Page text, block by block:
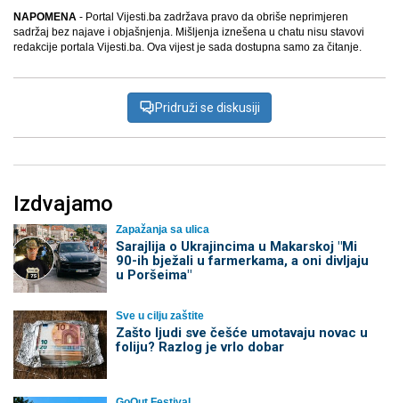
NAPOMENA - Portal Vijesti.ba zadržava pravo da obriše neprimjeren
sadržaj bez najave i objašnjenja. Mišljenja iznešena u chatu nisu stavovi
redakcije portala Vijesti.ba. Ova vijest je sada dostupna samo za čitanje.
Pridruži se diskusiji
Izdvajamo
Zapažanja sa ulica
Sarajlija o Ukrajincima u Makarskoj "Mi
90-ih bježali u farmerkama, a oni divljaju
u Poršeima"
Sve u cilju zaštite
Zašto ljudi sve češće umotavaju novac u
foliju? Razlog je vrlo dobar